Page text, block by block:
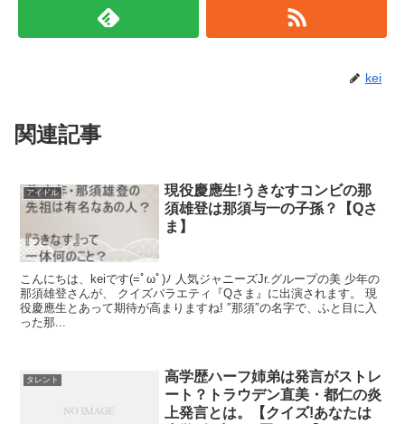
kei
関連記事
アイドル
現役慶應生!うきなすコンビの那
須雄登は那須与一の子孫？【Qさ
ま】
こんにちは、keiです(=ﾟωﾟ)ﾉ 人気ジャニーズJr.グループの美 少年の
那須雄登さんが、 クイズバラエティ『Qさま』に出演されます。 現
役慶應生とあって期待が高まりますね! ″那須″の名字で、ふと目に入
った那...
タレント
高学歴ハーフ姉弟は発言がストレ
ート？トラウデン直美・都仁の炎
上発言とは。【クイズ!あなたは